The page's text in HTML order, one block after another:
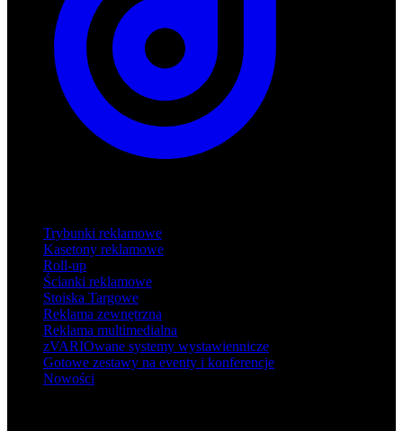
Trybunki reklamowe
Kasetony reklamowe
Roll-up
Ścianki reklamowe
Stoiska Targowe
Reklama zewnętrzna
Reklama multimedialna
zVARIOwane systemy wystawiennicze
Gotowe zestawy na eventy i konferencje
Nowości